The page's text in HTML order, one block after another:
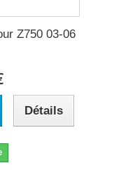
Z750 03-06
Détails